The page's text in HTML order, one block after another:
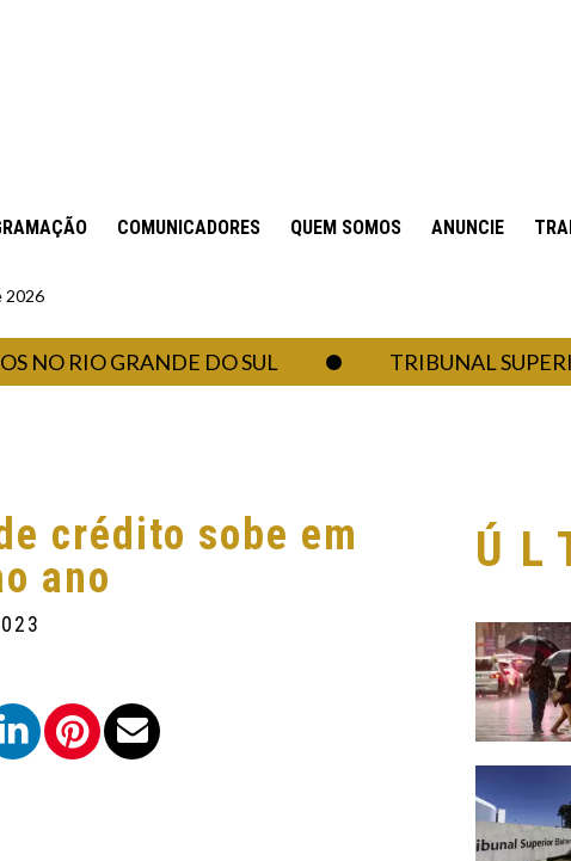
COMUNICADORES QUEM SOMOS ANUNCIE
2026
RIO GRANDE DO SUL TRIBUNAL SUPERIOR
crédito sobe em
ano